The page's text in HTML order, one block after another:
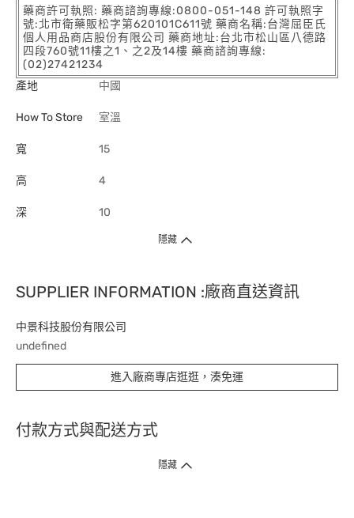
藥商許可執照: 藥商諮詢專線:0800-051-148 許可執照字
號:北市衛藥販松字第620101C611號 藥商名稱:台灣屈臣氏
個人用品商店股份有限公司 藥商地址:台北市松山區八德路
四段760號11樓之1、之2及14樓 藥商諮詢專線:
(02)27421234
產地
中國
How To Store 室溫
寬 15
高 4
深 10
隱藏
SUPPLIER INFORMATION :廠商直送資訊
中景科技股份有限公司
undefined
進入廠商專店逛逛，湊免運
付款方式與配送方式
隱藏